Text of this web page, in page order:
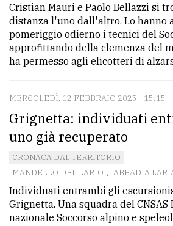
Cristian Mauri e Paolo Bellazzi si
distanza l'uno dall'altro. Lo hanno
pomeriggio odierno i tecnici del
approfittando della clemenza del
ha permesso agli elicotteri di
MERCOLEDÌ, 12 FEBBRAIO 2025 - 15:15
Grignetta: individuati
uno già recuperato
CRONACA DAL TERRITORIO
MANDELLO DEL LARIO , ABBADIA
Individuati entrambi gli
Grignetta. Una squadra del CNSAS
nazionale Soccorso alpino e